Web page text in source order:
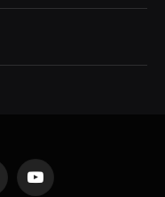
YouTube